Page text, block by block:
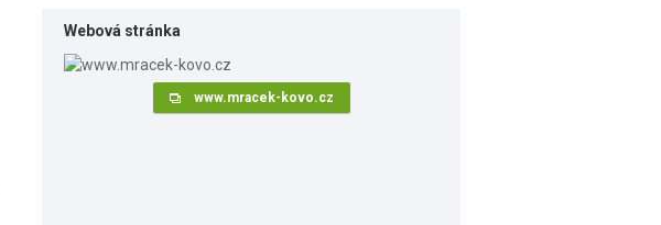
Webová stránka
www.mracek-kovo.cz